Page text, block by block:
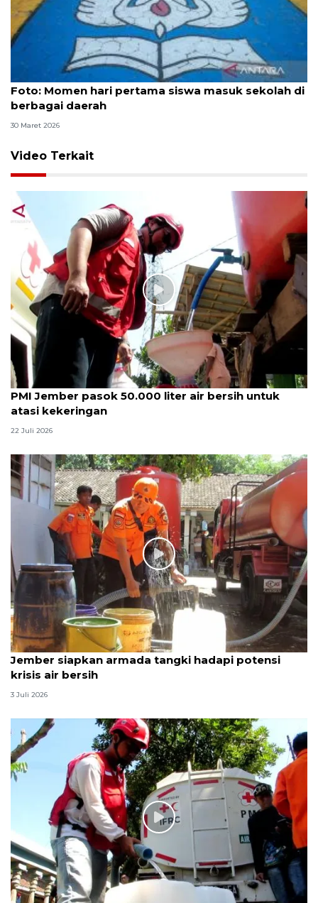
Foto: Momen hari pertama siswa masuk sekolah di
berbagai daerah
30 Maret 2026
Video Terkait
PMI Jember pasok 50.000 liter air bersih untuk
atasi kekeringan
22 Juli 2026
Jember siapkan armada tangki hadapi potensi
krisis air bersih
3 Juli 2026